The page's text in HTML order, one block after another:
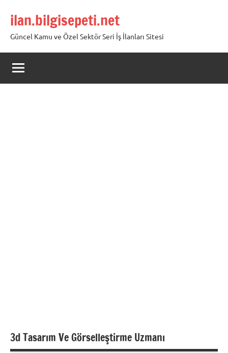
geçilan.bilgisepeti.net
Güncel Kamu ve Özel Sektör Seri İş İlanları Sitesi
3d Tasarım Ve Görselleştirme Uzmanı